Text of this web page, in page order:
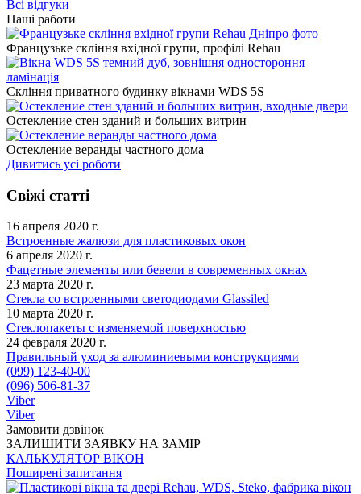
Всі відгуки
Наші работи
Французьке скління вхідної групи, профілі Rehau
Скління приватного будинку вікнами WDS 5S
Остекление стен зданий и больших витрин
Остекление веранды частного дома
Дивитись усі роботи
Свіжі статті
16 апреля 2020 г.
Встроенные жалюзи для пластиковых окон
6 апреля 2020 г.
Фацетные элементы или бевели в современных окнах
23 марта 2020 г.
Стекла со встроенными светодиодами Glassiled
10 марта 2020 г.
Стеклопакеты с изменяемой поверхностью
24 февраля 2020 г.
Правильный уход за алюминиевыми конструкциями
(099) 123-40-00
(096) 506-81-37
Viber
Viber
Замовити дзвінок
ЗАЛИШИТИ ЗАЯВКУ НА ЗАМІР
КАЛЬКУЛЯТОР ВІКОН
Поширені запитання